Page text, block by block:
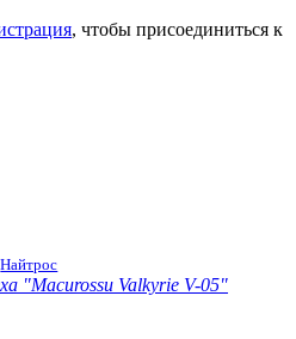
, чтобы присоединиться к
Найтрос
"Macurossu Valkyrie V-05"